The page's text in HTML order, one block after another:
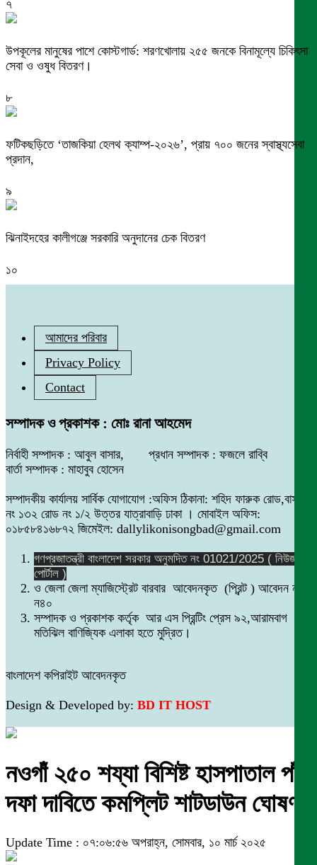
৭
উপকূলের মানুষের পাশে কোস্টগার্ড: শরণখোলায় ২৫৫ জনকে বিনামূল্যে চিকিৎসা
সেবা ও ওষুধ বিতরণ।
৮
ফটিকছড়িতে ‘তাজকিয়া হেলথ ক্যাম্প-২০২৬’, প্রায় ৭০০ জনের স্বাস্থ্যসেবা
প্রদান,
৯
ঝিনাইদহের কালীগঞ্জে সরকারি অনুদানের চেক বিতরণ
১০
আমাদের পরিবার
Privacy Policy
Contact
সম্পাদক ও প্রকাশক : মোঃ রানা আহমেদ
নির্বাহী সম্পাদক : আবুল বাসার, প্রধান সম্পাদক : ফজলে রাব্বি
বার্তা সম্পাদক : মাহাবুব হোসেন
সম্পাদকীয় কার্যালয় সার্বিক যোগাযোগ :অফিস ঠিকানা: শহিদ ফারুক রোড,বাসা
নং ১৩২ রোড নং ১/২ উত্তর যাত্রাবাড়ি ঢাকা । মোবাইল অফিস:
০১৮৫৮৪১৬৮৭২ জিমেইল: dallylikonisongbad@gmail.com
গণপ্রজাতন্ত্রী বাংলাদেশ সরকার অনুমদিত নং 01021/2025 ( নিউজ
পোর্টাল )
ও জেলা জেলা ম্যাজিস্ট্রেট বারবার আবেদনকৃত (প্রিন্ট ) আবেদন নং
ন৪০
সম্পাদক ও প্রকাশক কর্তৃক আর এস প্রিন্টিং প্রেস ৯২,আরামবাগ
মতিঝিল বাণিজ্যিক এলাকা হতে মুদ্রিত।
বাংলাদেশ কপিরাইট আবেদনকৃত
Design & Developed by: BD IT HOST
নওগাঁ ২৫০ শয্যা বিশিষ্ট হাসপাতাল পাঁচ
দফা দাবিতে কমপ্লিট শাটডাউন ঘোষণা
Update Time : ০৭:০৬:৫৬ অপরাহ্ন, সোমবার, ১০ মার্চ ২০২৫